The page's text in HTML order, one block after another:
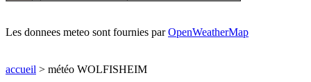
Les donnees meteo sont fournies parOpenWeatherMap
accueil > météo WOLFISHEIM